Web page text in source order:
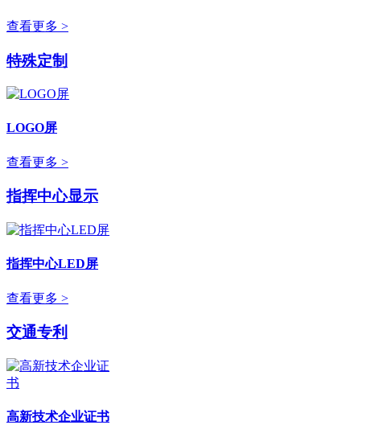
查看更多 >
特殊定制
LOGO屏
查看更多 >
指挥中心显示
指挥中心LED屏
查看更多 >
交通专利
高新技术企业证书